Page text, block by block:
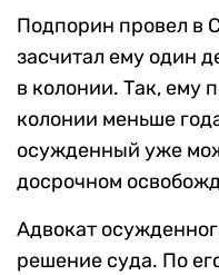
Подпорин провел в
засчитал ему один
в колонии. Так, ему
колонии меньше
осужденный уже
досрочном
Адвокат
решение суда. По